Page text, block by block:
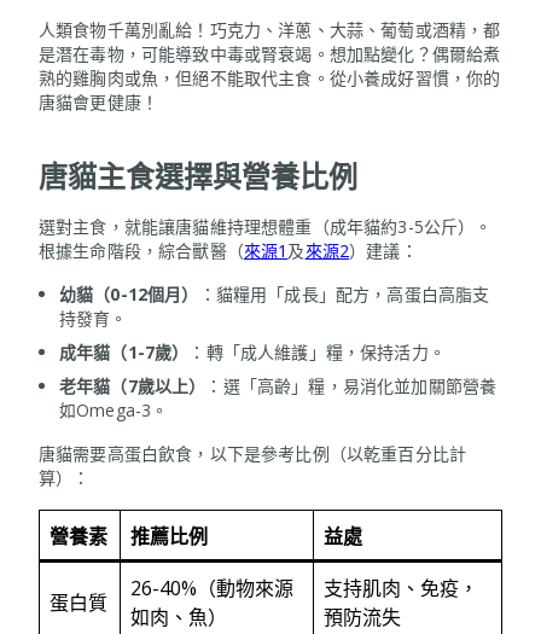
人類食物千萬別亂給！巧克力、洋蔥、大蒜、葡萄或酒精，都
是潛在毒物，可能導致中毒或腎衰竭。想加點變化？偶爾給煮
熟的雞胸肉或魚，但絕不能取代主食。從小養成好習慣，你的
唐貓會更健康！
唐貓主食選擇與營養比例
選對主食，就能讓唐貓維持理想體重（成年貓約3-5公斤）。
根據生命階段，綜合獸醫（來源1 及來源2）建議：
幼貓（0-12個月）
：貓糧用「成長」配方，高蛋白高脂支
持發育。
成年貓（1-7歲）
：轉「成人維護」糧，保持活力。
老年貓（7歲以上）
：選「高齡」糧，易消化並加關節營養
如Omega-3。
唐貓需要高蛋白飲食，以下是參考比例（以乾重百分比計
算）：
營養素 推薦比例 益處
蛋白質
26-40%（動物來源
如肉、魚）
支持肌肉、免疫，
預防流失